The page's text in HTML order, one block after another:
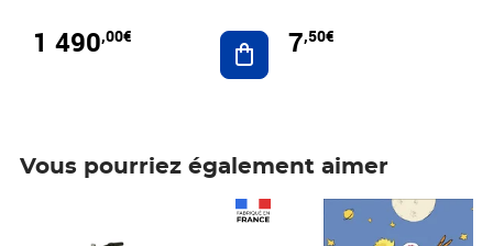
1 490,00€ Ajouter au panier
7,50€
Vous pourriez également aimer
Prix 7,50€